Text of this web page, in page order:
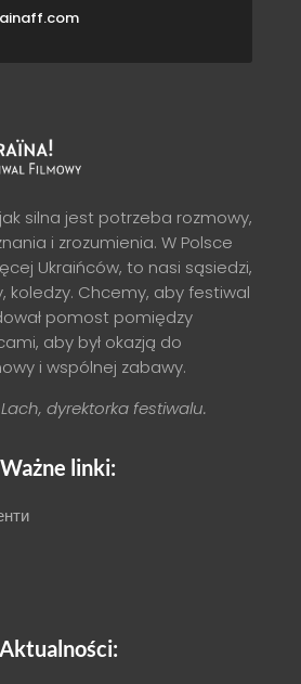
silna jest potrzeba rozmowy,
i zrozumienia. W Polsce
Ukraińców, to nasi sąsiedzi,
koledzy. Chcemy, aby festiwal
pomost pomiędzy
aby był okazją do
i wspólnej zabawy.
dyrektorka festiwalu.
Ważne linki:
Aktualności: